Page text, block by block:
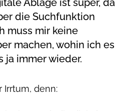
Ablage ist super, da
die Suchfunktion
muss mir keine
machen, wohin ich es
ja immer wieder.
Irrtum, denn: